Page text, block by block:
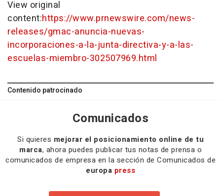
View original
content:https://www.prnewswire.com/news-
releases/gmac-anuncia-nuevas-
incorporaciones-a-la-junta-directiva-y-a-las-
escuelas-miembro-302507969.html
Contenido patrocinado
Comunicados
Si quieres mejorar el posicionamiento online de tu
marca, ahora puedes publicar tus notas de prensa o
comunicados de empresa en la sección de Comunicados de
europa press